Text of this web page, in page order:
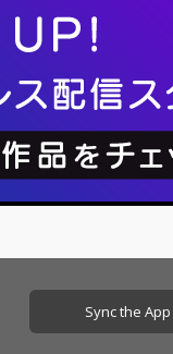
Sync the App